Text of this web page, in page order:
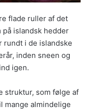
flade ruller af det
på islandsk hedder
rundt i de islandske
inden sneen og
igen.
struktur, som følge af
mange almindelige